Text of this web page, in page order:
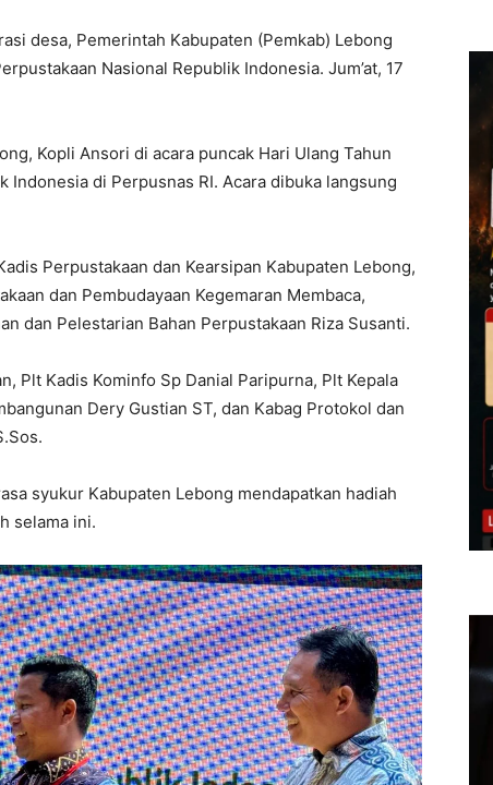
desa, Pemerintah Kabupaten (Pemkab) Lebong
Nasional Republik Indonesia. Jum’at, 17
Kopli Ansori di acara puncak Hari Ulang Tahun
di Perpusnas RI. Acara dibuka langsung
Perpustakaan dan Kearsipan Kabupaten Lebong,
dan Pembudayaan Kegemaran Membaca,
dan Pelestarian Bahan Perpustakaan Riza Susanti.
Plt Kadis Kominfo Sp Danial Paripurna, Plt Kepala
Dery Gustian ST, dan Kabag Protokol dan
syukur Kabupaten Lebong mendapatkan hadiah
selama ini.